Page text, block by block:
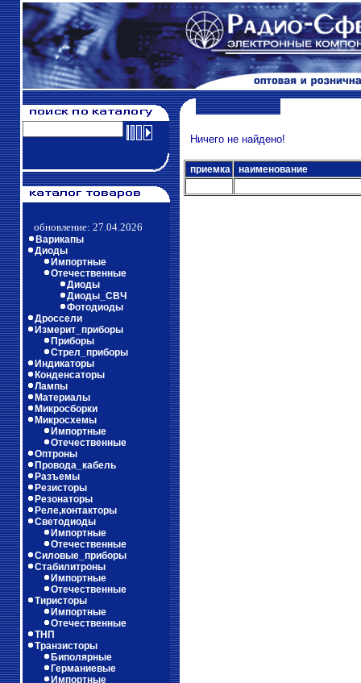
обновление: 27.04.2026
Варикапы
Диоды
Импортные
Отечественные
Диоды
Диоды_СВЧ
Фотодиоды
Дроссели
Измерит_приборы
Приборы
Стрел_приборы
Индикаторы
Конденсаторы
Лампы
Материалы
Микросборки
Микросхемы
Импортные
Отечественные
Оптроны
Провода_кабель
Разъемы
Резисторы
Резонаторы
Реле,контакторы
Светодиоды
Импортные
Отечественные
Силовые_приборы
Стабилитроны
Импортные
Отечественные
Тиристоры
Импортные
Отечественные
ТНП
Транзисторы
Биполярные
Германиевые
Импортные
Ничего не найдено!
приемка наименование